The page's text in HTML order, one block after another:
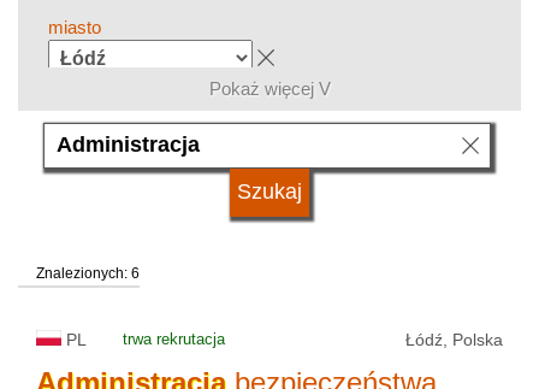
miasto
grupa kierunków
system studiów
Pokaż więcej V
Znalezionych: 6
PL trwa rekrutacja Łódź, Polska